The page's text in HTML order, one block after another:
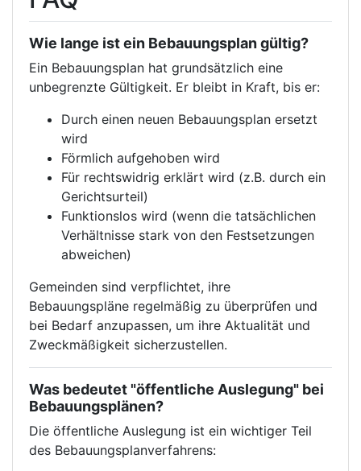
Wie lange ist ein Bebauungsplan gültig?
Ein Bebauungsplan hat grundsätzlich eine
unbegrenzte Gültigkeit. Er bleibt in Kraft, bis er:
Durch einen neuen Bebauungsplan ersetzt
wird
Förmlich aufgehoben wird
Für rechtswidrig erklärt wird (z.B. durch ein
Gerichtsurteil)
Funktionslos wird (wenn die tatsächlichen
Verhältnisse stark von den Festsetzungen
abweichen)
Gemeinden sind verpflichtet, ihre
Bebauungspläne regelmäßig zu überprüfen und
bei Bedarf anzupassen, um ihre Aktualität und
Zweckmäßigkeit sicherzustellen.
Was bedeutet "öffentliche Auslegung" bei
Bebauungsplänen?
Die öffentliche Auslegung ist ein wichtiger Teil
des Bebauungsplanverfahrens: